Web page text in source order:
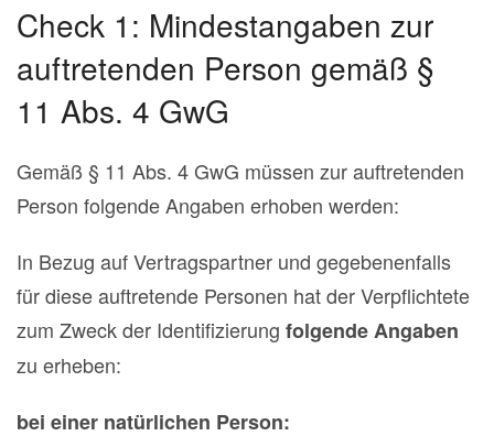
Check 1: Mindestangaben zur
auftretenden Person gemäß §
11 Abs. 4 GwG
Gemäß § 11 Abs. 4 GwG müssen zur auftretenden
Person folgende Angaben erhoben werden:
In Bezug auf Vertragspartner und gegebenenfalls
für diese auftretende Personen hat der Verpflichtete
zum Zweck der Identifizierung folgende Angaben
zu erheben:
bei einer natürlichen Person: